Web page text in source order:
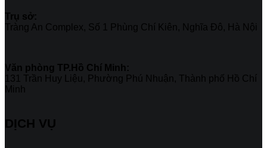
Trụ sở:
Tràng An Complex, Số 1 Phùng Chí Kiên, Nghĩa Đô, Hà Nội
Văn phòng TP.Hồ Chí Minh:
131 Trần Huy Liệu, Phường Phú Nhuận, Thành phố Hồ Chí
Minh
DỊCH VỤ